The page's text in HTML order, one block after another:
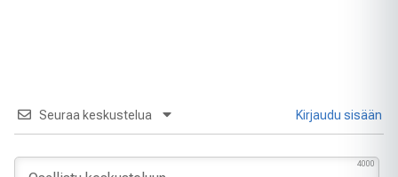
Seuraa keskustelua Kirjaudu sisään
4000